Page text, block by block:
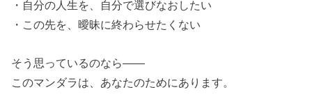
・ 自分の人生を、自分で選びなおしたい
・ この先を、曖昧に終わらせたくない
そう思っているのなら――
このマンダラは、あなたのためにあります。